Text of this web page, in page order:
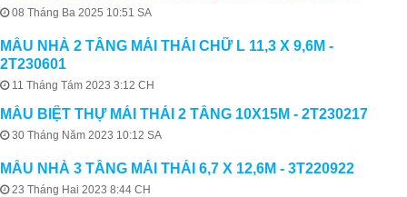
08 Tháng Ba 2025 10:51 SA
MẪU NHÀ 2 TẦNG MÁI THÁI CHỮ L 11,3 X 9,6M -
2T230601
11 Tháng Tám 2023 3:12 CH
MẪU BIỆT THỰ MÁI THÁI 2 TẦNG 10X15M - 2T230217
30 Tháng Năm 2023 10:12 SA
MẪU NHÀ 3 TẦNG MÁI THÁI 6,7 X 12,6M - 3T220922
23 Tháng Hai 2023 8:44 CH